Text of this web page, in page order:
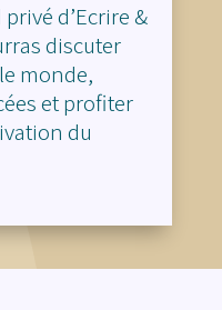
privé d’Ecrire &
discuter
monde,
et profiter
du